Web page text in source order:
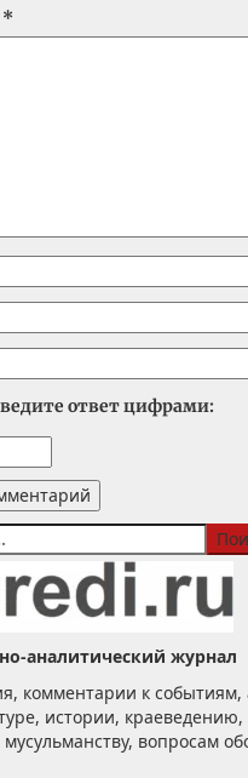
*
ответ цифрами:
аналитический журнал
комментарии к событиям,
истории,
вопросам